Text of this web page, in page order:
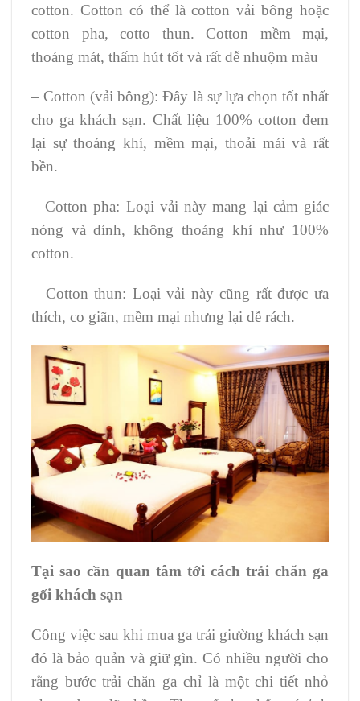
cotton. Cotton có thể là cotton vải bông hoặc
cotton pha, cotto thun. Cotton mềm mại,
thoáng mát, thấm hút tốt và rất dễ nhuộm màu
– Cotton (vải bông): Đây là sự lựa chọn tốt nhất
cho ga khách sạn. Chất liệu 100% cotton đem
lại sự thoáng khí, mềm mại, thoải mái và rất
bền.
– Cotton pha: Loại vải này mang lại cảm giác
nóng và dính, không thoáng khí như 100%
cotton.
– Cotton thun: Loại vải này cũng rất được ưa
thích, co giãn, mềm mại nhưng lại dễ rách.
Tại sao cần quan tâm tới cách trải chăn ga
gối khách sạn
Công việc sau khi mua ga trải giường khách sạn
đó là bảo quản và giữ gìn. Có nhiều người cho
rằng bước trải chăn ga chỉ là một chi tiết nhỏ